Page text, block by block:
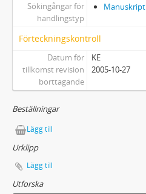
Sökingångar för
handlingstyp
Manuskript
Förteckningskontroll
Datum för
tillkomst revision
borttagande
KE
2005-10-27
Beställningar
Lägg till
Urklipp
Lägg till
Utforska